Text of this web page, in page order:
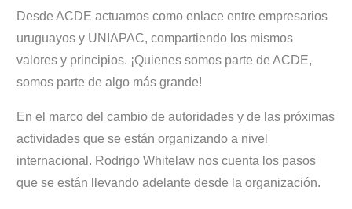
Desde ACDE actuamos como enlace entre empresarios
uruguayos y UNIAPAC, compartiendo los mismos
valores y principios. ¡Quienes somos parte de ACDE,
somos parte de algo más grande!
En el marco del cambio de autoridades y de las próximas
actividades que se están organizando a nivel
internacional. Rodrigo Whitelaw nos cuenta los pasos
que se están llevando adelante desde la organización.